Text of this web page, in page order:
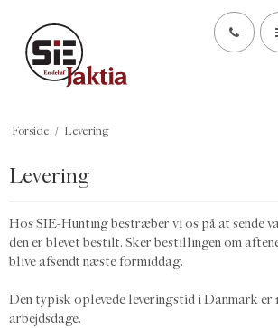
Forside / Levering
Levering
Hos SIE-Hunting bestræber vi os på at sende
den er blevet bestilt. Sker bestillingen om
blive afsendt næste formiddag.
Den typisk oplevede leveringstid i Danmark er
arbejdsdage.